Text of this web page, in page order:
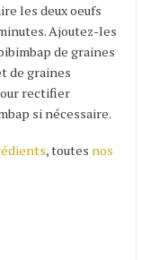
les deux oeufs
Ajoutez-les
de graines
de graines
rectifier
si nécessaire.
, toutes nos